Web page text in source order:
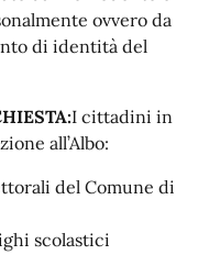
ovvero da
di identità del
I cittadini in
all’Albo:
del Comune di
scolastici